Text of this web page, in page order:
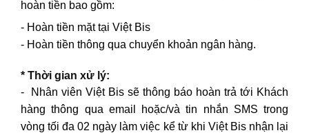
hoàn tiền bao gồm:
- Hoàn tiền mặt tại Việt Bis
- Hoàn tiền thông qua chuyển khoản ngân hàng.
* Thời gian xử lý:
- Nhân viên Việt Bis sẽ thông báo hoàn trả tới Khách
hàng thông qua email hoặc/và tin nhắn SMS trong
vòng tối đa 02 ngày làm việc kể từ khi Việt Bis nhận lại